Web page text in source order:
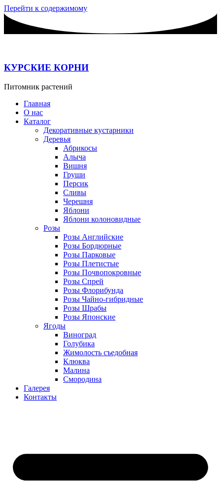
Перейти к содержимому
КУРСКИЕ КОРНИ
Питомник растений
Главная
О нас
Каталог
Декоративные кустарники
Деревья
Абрикосы
Алыча
Вишня
Груши
Персик
Сливы
Черешня
Яблони
Яблони колоновидные
Розы
Розы Английские
Розы Бордюрные
Розы Парковые
Розы Плетистые
Розы Почвопокровные
Розы Спрей
Розы Флорибунда
Розы Чайно-гибридные
Розы Шрабы
Розы Японские
Ягоды
Виноград
Голубика
Жимолость съедобная
Клюква
Малина
Смородина
Галерея
Контакты